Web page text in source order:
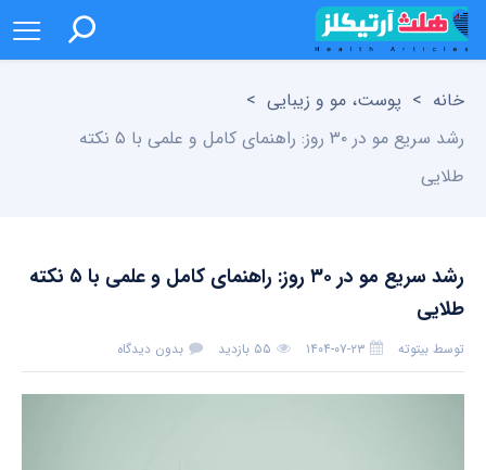
خانه > پوست، مو و زیبایی >
رشد سریع مو در ۳۰ روز: راهنمای کامل و علمی با ۵ نکته
طلایی
رشد سریع مو در ۳۰ روز: راهنمای کامل و علمی با ۵ نکته
طلایی
توسط بیتوته ۱۴۰۴-۰۷-۲۳ ۵۵ بازدید بدون دیدگاه